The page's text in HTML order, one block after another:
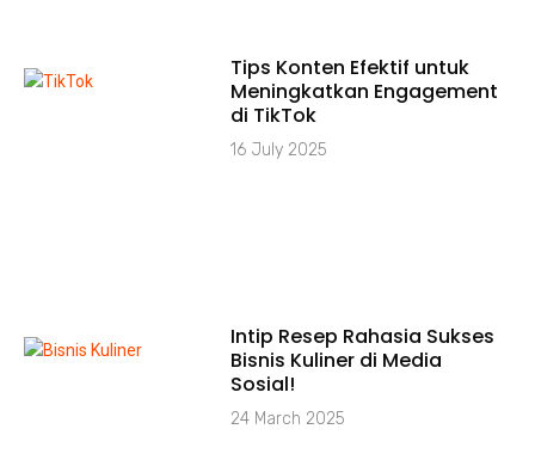
Tips Konten Efektif untuk
Meningkatkan Engagement
di TikTok
16 July 2025
Intip Resep Rahasia Sukses
Bisnis Kuliner di Media
Sosial!
24 March 2025